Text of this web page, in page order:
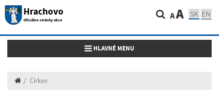
Hrachovo
Oficiálne stránky obce AA SK EN
Toggle navigation
HLAVNÉ MENU
Cirkev